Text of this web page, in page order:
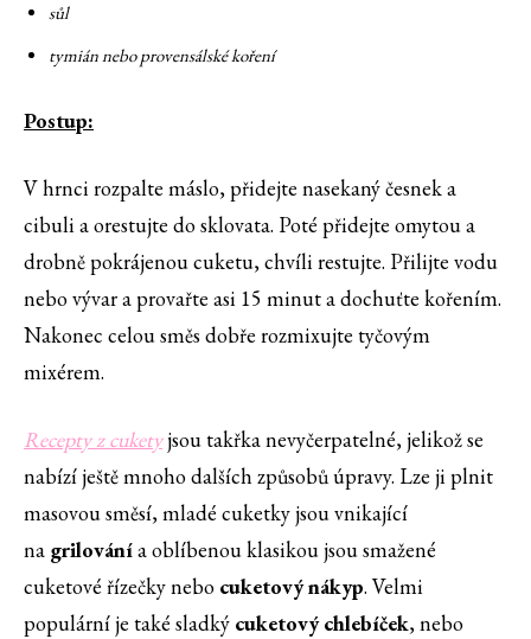
sůl
tymián nebo provensálské koření
Postup:
V hrnci rozpalte máslo, přidejte nasekaný česnek a
cibuli a orestujte do sklovata. Poté přidejte omytou a
drobně pokrájenou cuketu, chvíli restujte. Přilijte vodu
nebo vývar a provařte asi 15 minut a dochuťte kořením.
Nakonec celou směs dobře rozmixujte tyčovým
mixérem.
Recepty z cuketyjsou takřka nevyčerpatelné, jelikož se
nabízí ještě mnoho dalších způsobů úpravy. Lze ji plnit
masovou směsí, mladé cuketky jsou vnikající
na grilovánía oblíbenou klasikou jsou smažené
cuketové řízečky nebo cuketový nákyp. Velmi
populární je také sladký cuketový chlebíček, nebo